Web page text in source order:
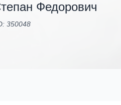
Федорович
350048